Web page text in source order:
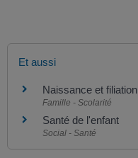
Et aussi
Naissance et filiation
Famille - Scolarité
Santé de l'enfant
Social - Santé